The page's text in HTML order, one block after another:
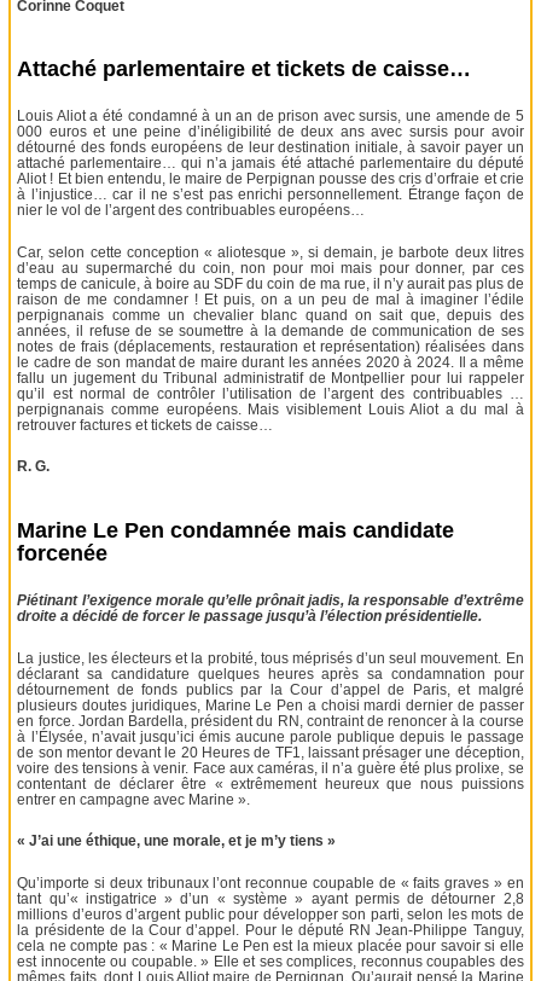
Corinne Coquet
Attaché parlementaire et tickets de caisse…
Louis Aliot a été condamné à un an de prison avec sursis, une amende de 5
000 euros et une peine d’inéligibilité de deux ans avec sursis pour avoir
détourné des fonds européens de leur destination initiale, à savoir payer un
attaché parlementaire… qui n’a jamais été attaché parlementaire du député
Aliot ! Et bien entendu, le maire de Perpignan pousse des cris d’orfraie et crie
à l’injustice… car il ne s’est pas enrichi personnellement. Étrange façon de
nier le vol de l’argent des contribuables européens…
Car, selon cette conception « aliotesque », si demain, je barbote deux litres
d’eau au supermarché du coin, non pour moi mais pour donner, par ces
temps de canicule, à boire au SDF du coin de ma rue, il n’y aurait pas plus de
raison de me condamner ! Et puis, on a un peu de mal à imaginer l’édile
perpignanais comme un chevalier blanc quand on sait que, depuis des
années, il refuse de se soumettre à la demande de communication de ses
notes de frais (déplacements, restauration et représentation) réalisées dans
le cadre de son mandat de maire durant les années 2020 à 2024. Il a même
fallu un jugement du Tribunal administratif de Montpellier pour lui rappeler
qu’il est normal de contrôler l’utilisation de l’argent des contribuables …
perpignanais comme européens. Mais visiblement Louis Aliot a du mal à
retrouver factures et tickets de caisse…
R. G.
Marine Le Pen condamnée mais candidate
forcenée
Piétinant l’exigence morale qu’elle prônait jadis, la responsable d’extrême
droite a décidé de forcer le passage jusqu’à l’élection présidentielle.
La justice, les électeurs et la probité, tous méprisés d’un seul mouvement. En
déclarant sa candidature quelques heures après sa condamnation pour
détournement de fonds publics par la Cour d’appel de Paris, et malgré
plusieurs doutes juridiques, Marine Le Pen a choisi mardi dernier de passer
en force. Jordan Bardella, président du RN, contraint de renoncer à la course
à l’Élysée, n’avait jusqu’ici émis aucune parole publique depuis le passage
de son mentor devant le 20 Heures de TF1, laissant présager une déception,
voire des tensions à venir. Face aux caméras, il n’a guère été plus prolixe, se
contentant de déclarer être « extrêmement heureux que nous puissions
entrer en campagne avec Marine ».
« J’ai une éthique, une morale, et je m’y tiens »
Qu’importe si deux tribunaux l’ont reconnue coupable de « faits graves » en
tant qu’« instigatrice » d’un « système » ayant permis de détourner 2,8
millions d’euros d’argent public pour développer son parti, selon les mots de
la présidente de la Cour d’appel. Pour le député RN Jean-Philippe Tanguy,
cela ne compte pas : « Marine Le Pen est la mieux placée pour savoir si elle
est innocente ou coupable. » Elle et ses complices, reconnus coupables des
mêmes faits, dont Louis Alliot maire de Perpignan. Qu’aurait pensé la Marine